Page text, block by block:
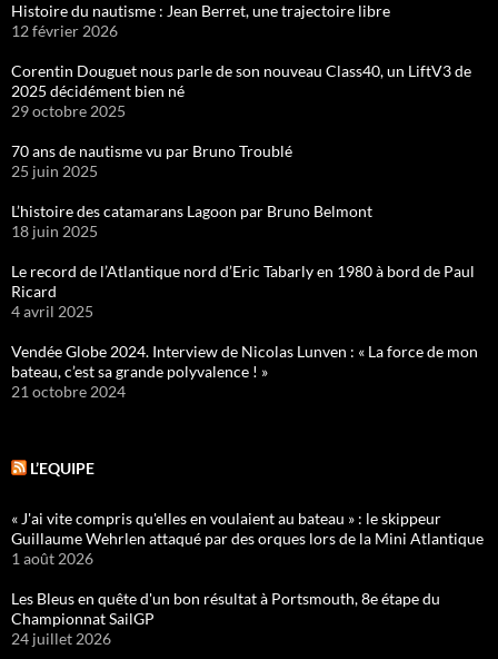
Histoire du nautisme : Jean Berret, une trajectoire libre
12 février 2026
Corentin Douguet nous parle de son nouveau Class40, un LiftV3 de
2025 décidément bien né
29 octobre 2025
70 ans de nautisme vu par Bruno Troublé
25 juin 2025
L’histoire des catamarans Lagoon par Bruno Belmont
18 juin 2025
Le record de l’Atlantique nord d’Eric Tabarly en 1980 à bord de Paul
Ricard
4 avril 2025
Vendée Globe 2024. Interview de Nicolas Lunven : « La force de mon
bateau, c’est sa grande polyvalence ! »
21 octobre 2024
L’EQUIPE
« J'ai vite compris qu'elles en voulaient au bateau » : le skippeur
Guillaume Wehrlen attaqué par des orques lors de la Mini Atlantique
1 août 2026
Les Bleus en quête d'un bon résultat à Portsmouth, 8e étape du
Championnat SailGP
24 juillet 2026